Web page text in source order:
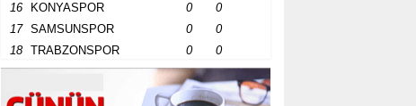
16
KONYASPOR 0
0
17
SAMSUNSPOR 0
0
18
TRABZONSPOR 0 0